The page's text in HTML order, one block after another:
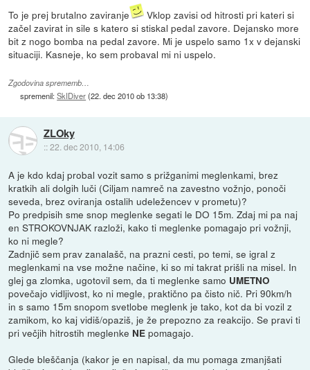
To je prej brutalno zaviranje
Vklop zavisi od hitrosti pri kateri si
začel zavirat in sile s katero si stiskal pedal zavore. Dejansko more
bit z nogo bomba na pedal zavore. Mi je uspelo samo 1x v dejanski
situaciji. Kasneje, ko sem probaval mi ni uspelo.
Zgodovina sprememb…
spremenil:SkIDiver(22. dec 2010 ob 13:38)
ZLOky
::22. dec 2010, 14:06
A je kdo kdaj probal vozit samo s prižganimi meglenkami, brez
kratkih ali dolgih luči (Ciljam namreč na zavestno vožnjo, ponoči
seveda, brez oviranja ostalih udeležencev v prometu)?
Po predpisih sme snop meglenke segati le DO 15m. Zdaj mi pa naj
en STROKOVNJAK razloži, kako ti meglenke pomagajo pri vožnji,
ko ni megle?
Zadnjič sem prav zanalašč, na prazni cesti, po temi, se igral z
meglenkami na vse možne načine, ki so mi takrat prišli na misel. In
glej ga zlomka, ugotovil sem, da ti meglenke samo UMETNO
povečajo vidljivost, ko ni megle, praktično pa čisto nič. Pri 90km/h
in s samo 15m snopom svetlobe meglenk je tako, kot da bi vozil z
zamikom, ko kaj vidiš/opaziš, je že prepozno za reakcijo. Se pravi ti
pri večjih hitrostih meglenke NE pomagajo.
Glede bleščanja (kakor je en napisal, da mu pomaga zmanjšati